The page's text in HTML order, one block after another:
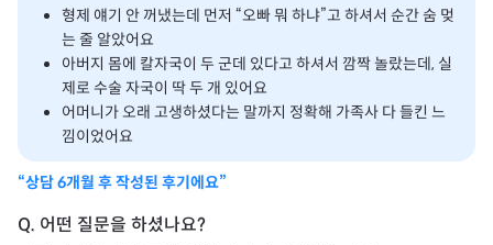
형제 얘기 안 꺼냈는데 먼저 “오빠 뭐 하냐”고 하셔서 순간 숨 멎
는 줄 알았어요
아버지 몸에 칼자국이 두 군데 있다고 하셔서 깜짝 놀랐는데, 실
제로 수술 자국이 딱 두 개 있어요
어머니가 오래 고생하셨다는 말까지 정확해 가족사 다 들킨 느
낌이었어요
“상담6개월 후 작성된 후기에요”